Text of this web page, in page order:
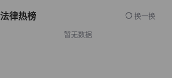
法律热榜 换一换
暂无数据